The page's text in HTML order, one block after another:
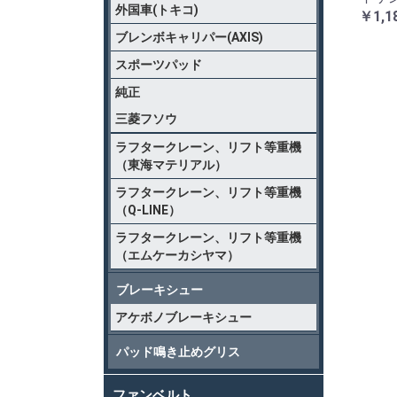
外国車(トキコ)
ブレンボキャリパー(AXIS)
スポーツパッド
純正
三菱フソウ
ラフタークレーン、リフト等重機
（東海マテリアル）
ラフタークレーン、リフト等重機
（Q-LINE）
ラフタークレーン、リフト等重機
（エムケーカシヤマ）
ブレーキシュー
アケボノブレーキシュー
パッド鳴き止めグリス
￥